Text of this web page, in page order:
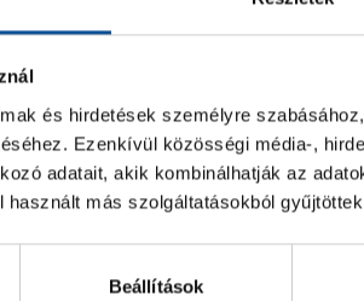
és hirdetések személyre
Ezenkívül közösségi média-,
adatait, akik kombinálhatják az
más szolgáltatásokból
Beállítások